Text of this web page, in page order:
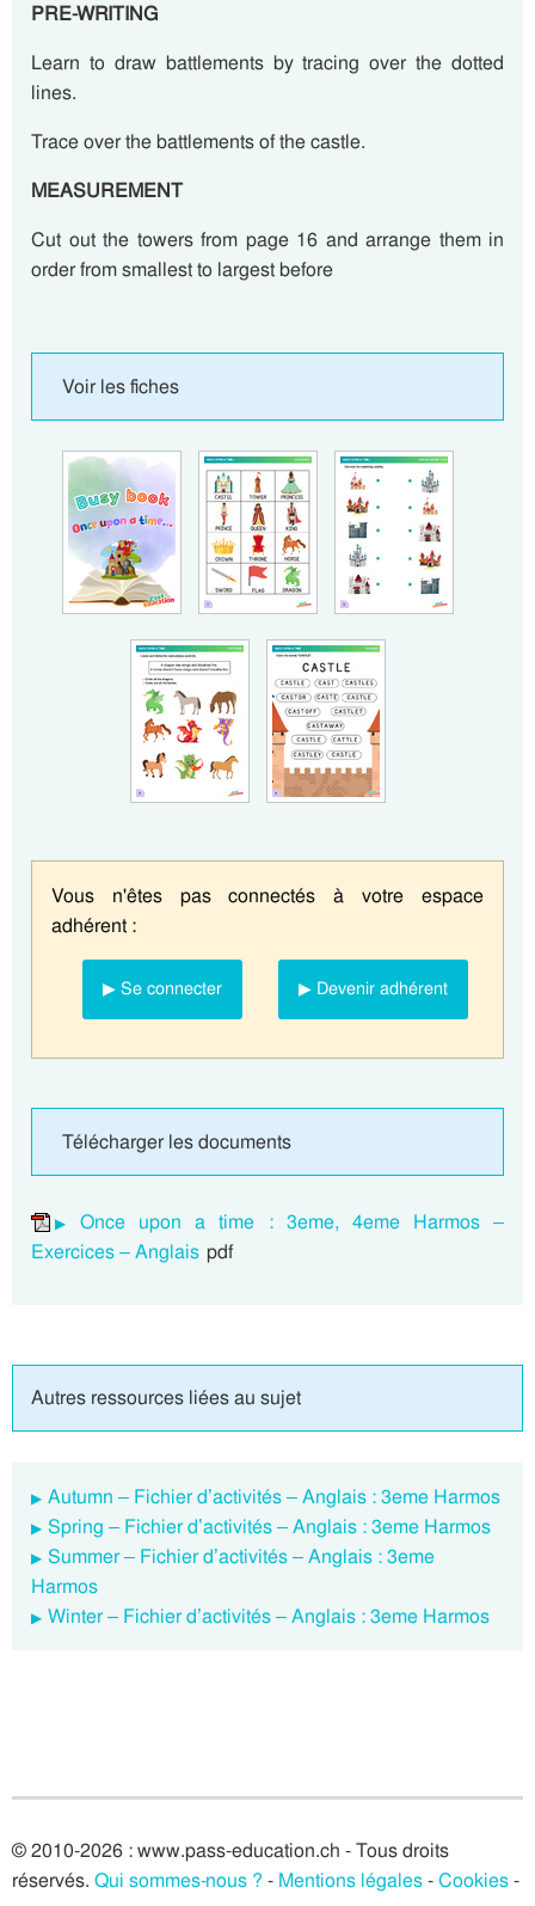
PRE-WRITING
Learn to draw battlements by tracing over the dotted
lines.
Trace over the battlements of the castle.
MEASUREMENT
Cut out the towers from page 16 and arrange them in
order from smallest to largest before
Voir les fiches
Vous n'êtes pas connectés à votre espace
adhérent :
▶ Se connecter ▶ Devenir adhérent
Télécharger les documents
Once upon a time : 3eme, 4eme Harmos –
Exercices – Anglais pdf
Autres ressources liées au sujet
Autumn – Fichier d’activités – Anglais : 3eme Harmos
Spring – Fichier d’activités – Anglais : 3eme Harmos
Summer – Fichier d’activités – Anglais : 3eme
Harmos
Winter – Fichier d’activités – Anglais : 3eme Harmos
© 2010-2026 : www.pass-education.ch - Tous droits
réservés. Qui sommes-nous ? - Mentions légales-Cookies-